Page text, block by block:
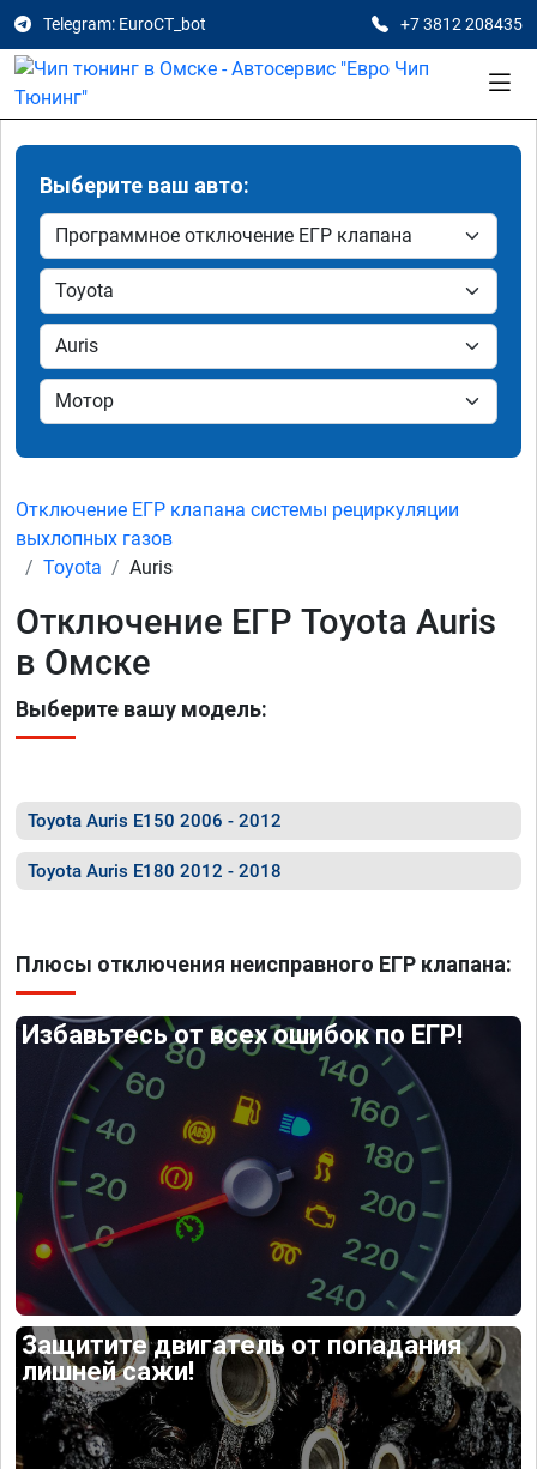
Telegram: EuroCT_bot +7 3812 208435
Выберите ваш авто:
Отключение ЕГР клапана системы рециркуляции
выхлопных газов
Toyota
Auris
Отключение ЕГР Toyota Auris
в Омске
Выберите вашу модель:
Toyota Auris E150 2006 - 2012
Toyota Auris E180 2012 - 2018
Плюсы отключения неисправного ЕГР клапана:
Избавьтесь от всех ошибок по ЕГР!
Защитите двигатель от попадания
лишней сажи!